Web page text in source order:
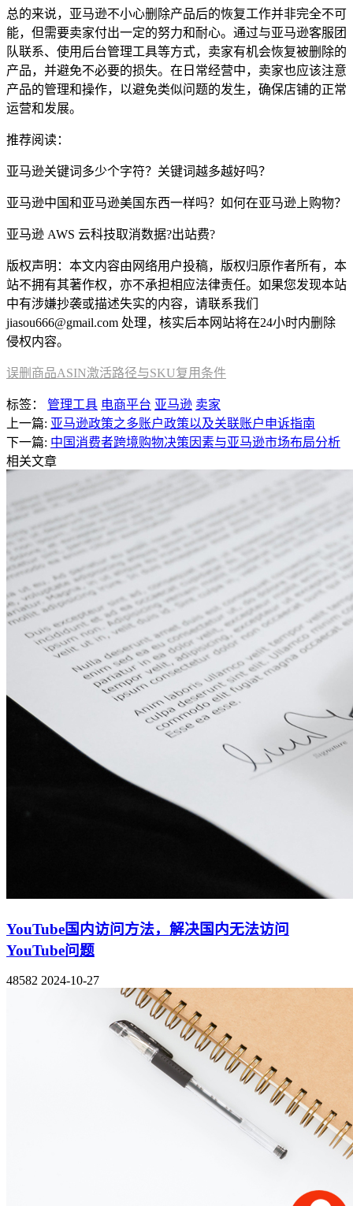
总的来说，亚马逊不小心删除产品后的恢复工作并非完全不可
能，但需要卖家付出一定的努力和耐心。通过与亚马逊客服团
队联系、使用后台管理工具等方式，卖家有机会恢复被删除的
产品，并避免不必要的损失。在日常经营中，卖家也应该注意
产品的管理和操作，以避免类似问题的发生，确保店铺的正常
运营和发展。
推荐阅读：
亚马逊关键词多少个字符？关键词越多越好吗？
亚马逊中国和亚马逊美国东西一样吗？如何在亚马逊上购物？
亚马逊 AWS 云科技取消数据?出站费?
版权声明：本文内容由网络用户投稿，版权归原作者所有，本
站不拥有其著作权，亦不承担相应法律责任。如果您发现本站
中有涉嫌抄袭或描述失实的内容，请联系我们
jiasou666@gmail.com 处理，核实后本网站将在24小时内删除
侵权内容。
误删商品ASIN激活路径与SKU复用条件
标签： 管理工具 电商平台 亚马逊 卖家
上一篇: 亚马逊政策之多账户政策以及关联账户申诉指南
下一篇: 中国消费者跨境购物决策因素与亚马逊市场布局分析
相关文章
YouTube国内访问方法，解决国内无法访问
YouTube问题
48582 2024-10-27